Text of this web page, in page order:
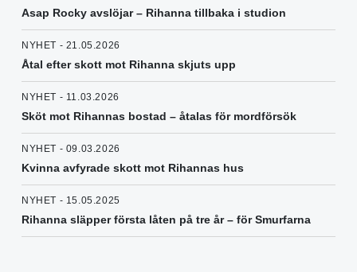
Asap Rocky avslöjar – Rihanna tillbaka i studion
NYHET - 21.05.2026
Åtal efter skott mot Rihanna skjuts upp
NYHET - 11.03.2026
Sköt mot Rihannas bostad – åtalas för mordförsök
NYHET - 09.03.2026
Kvinna avfyrade skott mot Rihannas hus
NYHET - 15.05.2025
Rihanna släpper första låten på tre år – för Smurfarna